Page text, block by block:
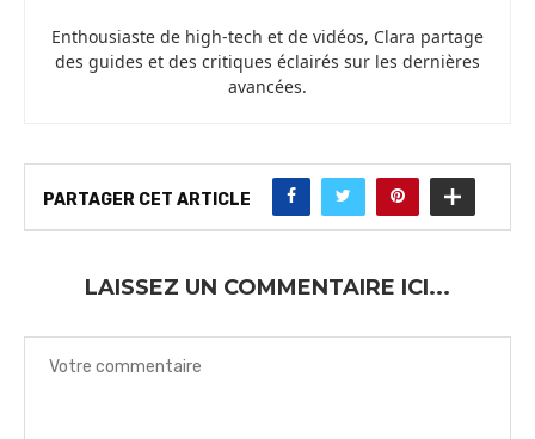
Enthousiaste de high-tech et de vidéos, Clara partage
des guides et des critiques éclairés sur les dernières
avancées.
PARTAGER CET ARTICLE
LAISSEZ UN COMMENTAIRE ICI...